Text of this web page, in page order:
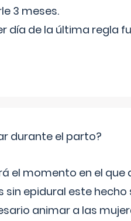
3 meses.
día de la última regla
durante el parto?
el momento en el que
epidural este
animar a las